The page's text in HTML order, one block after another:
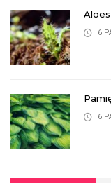
6
6